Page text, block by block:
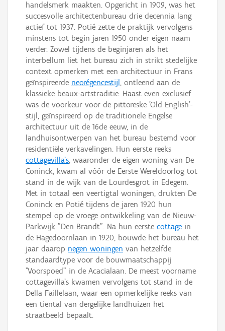
handelsmerk maakten. Opgericht in 1909, was het
succesvolle architectenbureau drie decennia lang
actief tot 1937. Potié zette de praktijk vervolgens
minstens tot begin jaren 1950 onder eigen naam
verder. Zowel tijdens de beginjaren als het
interbellum liet het bureau zich in strikt stedelijke
context opmerken met een architectuur in Frans
geïnspireerde neorégencestijl , ontleend aan de
klassieke beaux-artstraditie. Haast even exclusief
was de voorkeur voor de pittoreske 'Old English'-
stijl, geïnspireerd op de traditionele Engelse
architectuur uit de 16de eeuw, in de
landhuisontwerpen van het bureau bestemd voor
residentiële verkavelingen. Hun eerste reeks
cottagevilla's, waaronder de eigen woning van De
Coninck, kwam al vóór de Eerste Wereldoorlog tot
stand in de wijk van de Lourdesgrot in Edegem.
Met in totaal een veertigtal woningen, drukten De
Coninck en Potié tijdens de jaren 1920 hun
stempel op de vroege ontwikkeling van de Nieuw-
Parkwijk "Den Brandt". Na hun eerste cottage in
de Hagedoornlaan in 1920, bouwde het bureau het
jaar daarop negen woningen van hetzelfde
standaardtype voor de bouwmaatschappij
"Voorspoed" in de Acacialaan. De meest voorname
cottagevilla's kwamen vervolgens tot stand in de
Della Faillelaan, waar een opmerkelijke reeks van
een tiental van dergelijke landhuizen het
straatbeeld bepaalt.